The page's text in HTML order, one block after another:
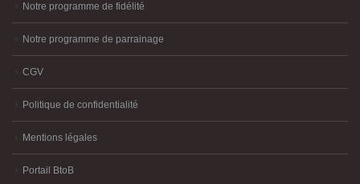
Notre programme de fidélité
Notre programme de parrainage
CGV
Politique de confidentialité
Mentions légales
Portail BtoB